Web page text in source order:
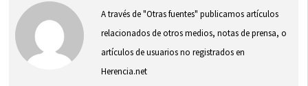
A través de "Otras fuentes" publicamos artículos
relacionados de otros medios, notas de prensa, o
artículos de usuarios no registrados en
Herencia.net